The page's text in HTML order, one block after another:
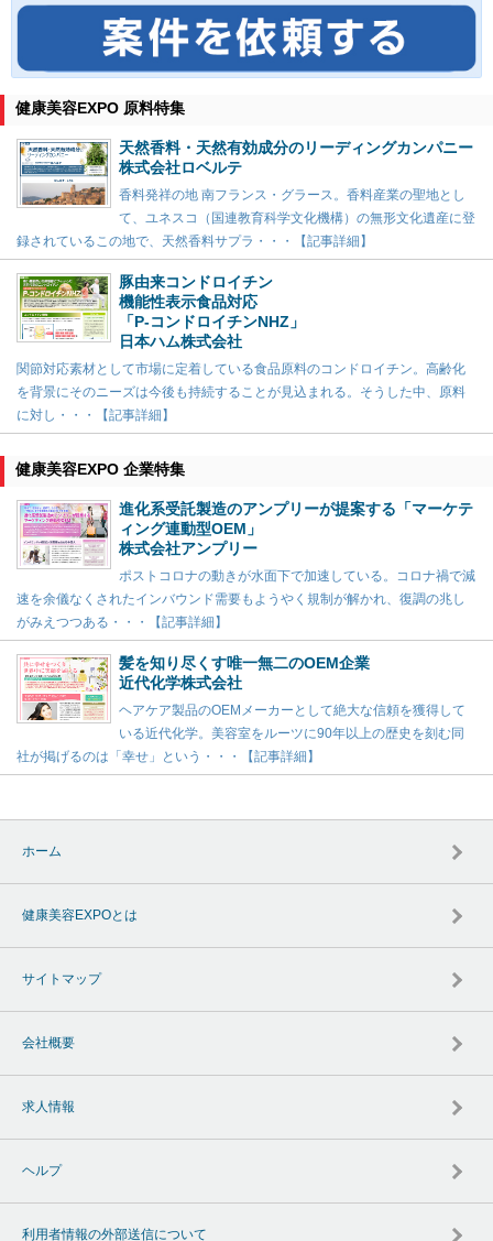
健康美容EXPO 原料特集
天然香料・天然有効成分のリーディングカンパニー
株式会社ロベルテ
香料発祥の地 南フランス・グラース。香料産業の聖地とし
て、ユネスコ（国連教育科学文化機構）の無形文化遺産に登
録されているこの地で、天然香料サプラ・・・【記事詳細】
豚由来コンドロイチン
機能性表示食品対応
「P-コンドロイチンNHZ」
日本ハム株式会社
関節対応素材として市場に定着している食品原料のコンドロイチン。高齢化
を背景にそのニーズは今後も持続することが見込まれる。そうした中、原料
に対し・・・【記事詳細】
健康美容EXPO 企業特集
進化系受託製造のアンプリーが提案する「マーケテ
ィング連動型OEM」
株式会社アンプリー
ポストコロナの動きが水面下で加速している。コロナ禍で減
速を余儀なくされたインバウンド需要もようやく規制が解かれ、復調の兆し
がみえつつある・・・【記事詳細】
髪を知り尽くす唯一無二のOEM企業
近代化学株式会社
ヘアケア製品のOEMメーカーとして絶大な信頼を獲得して
いる近代化学。美容室をルーツに90年以上の歴史を刻む同
社が掲げるのは「幸せ」という・・・【記事詳細】
ホーム
健康美容EXPOとは
サイトマップ
会社概要
求人情報
ヘルプ
利用者情報の外部送信について